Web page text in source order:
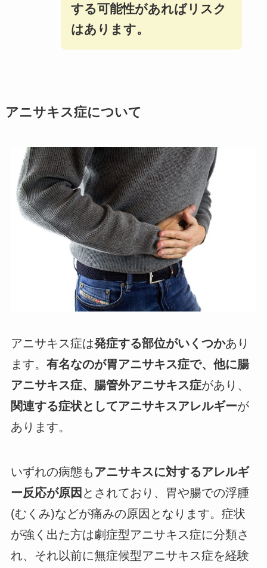
する可能性があればリスク
はあります。
アニサキス症について
アニサキス症は発症する部位がいくつかあり
ます。 有名なのが胃アニサキス症で、他に腸
アニサキス症、腸管外アニサキス症があり、
関連する症状としてアニサキスアレルギーが
あります。
いずれの病態も アニサキスに対するアレルギ
ー反応が原因 とされており、胃や腸での浮腫
(むくみ)などが痛みの原因となります。症状
が強く出た方は劇症型アニサキス症に分類さ
れ、それ以前に無症候型アニサキス症を経験